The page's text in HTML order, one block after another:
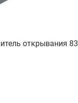
открывания 83